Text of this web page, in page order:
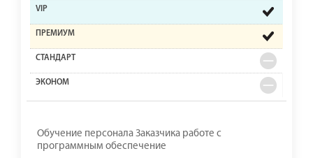
Обучение персонала Заказчика работе с
программным обеспечение